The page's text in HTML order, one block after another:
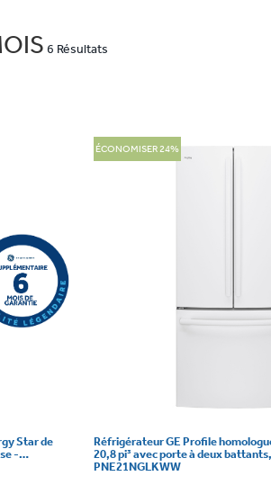
6 Résultats
Star de
-
ÉCONOMISER 24%
Réfrigérateur GE Profile
20,8 pi³ avec porte à deux
PNE21NGLKWW